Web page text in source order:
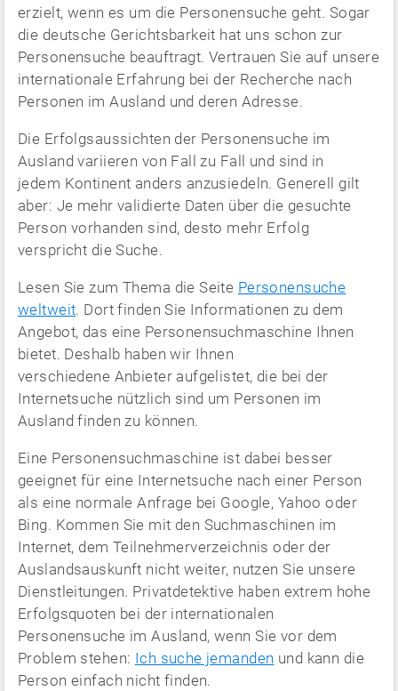
erzielt, wenn es um die Personensuche geht. Sogar
die deutsche Gerichtsbarkeit hat uns schon zur
Personensuche beauftragt. Vertrauen Sie auf unsere
internationale Erfahrung bei der Recherche nach
Personen im Ausland und deren Adresse.
Die Erfolgsaussichten der Personensuche im
Ausland variieren von Fall zu Fall und sind in
jedem Kontinent anders anzusiedeln. Generell gilt
aber: Je mehr validierte Daten über die gesuchte
Person vorhanden sind, desto mehr Erfolg
verspricht die Suche.
Lesen Sie zum Thema die Seite Personensuche
weltweit. Dort finden Sie Informationen zu dem
Angebot, das eine Personensuchmaschine Ihnen
bietet. Deshalb haben wir Ihnen
verschiedene Anbieter aufgelistet, die bei der
Internetsuche nützlich sind um Personen im
Ausland finden zu können.
Eine Personensuchmaschine ist dabei besser
geeignet für eine Internetsuche nach einer Person
als eine normale Anfrage bei Google, Yahoo oder
Bing. Kommen Sie mit den Suchmaschinen im
Internet, dem Teilnehmerverzeichnis oder der
Auslandsauskunft nicht weiter, nutzen Sie unsere
Dienstleitungen. Privatdetektive haben extrem hohe
Erfolgsquoten bei der internationalen
Personensuche im Ausland, wenn Sie vor dem
Problem stehen: Ich suche jemanden und kann die
Person einfach nicht finden.